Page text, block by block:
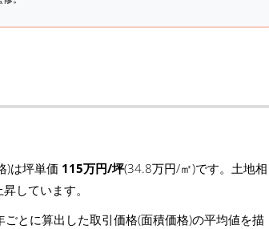
)は坪単価 115万円/坪(34.8万円/㎡)です。土地相
しています。
ごとに算出した取引価格(面積価格)の平均値を描